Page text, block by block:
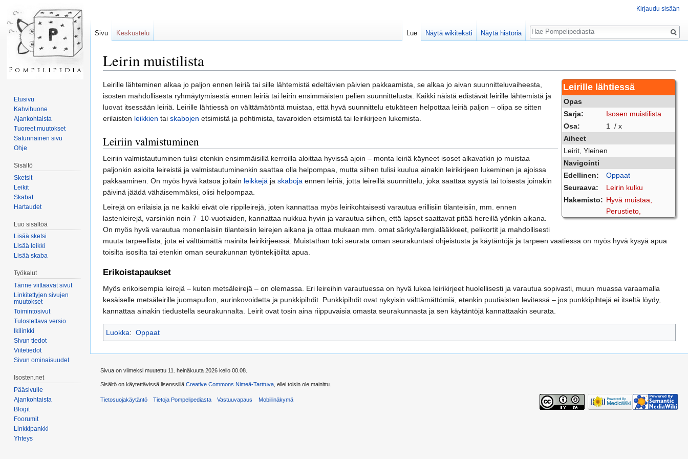
Leirin muistilista
Leirille lähtiessä
Opas
Sarja:
Isosen muistilista
Osa:
1 / x
Aiheet
Leirit, Yleinen
Navigointi
Edellinen:
Oppaat
Seuraava:
Leirin kulku
Hakemisto: Hyvä muistaa,
Perustieto,
Leirille lähteminen alkaa jo paljon ennen leiriä tai sille lähtemistä edeltävien päivien pakkaamista, se alkaa jo aivan suunnitteluvaiheesta,
isosten mahdollisesta ryhmäytymisestä ennen leiriä tai leirin ensimmäisten pelien suunnittelusta. Kaikki näistä edistävät leirille lähtemistä ja
luovat itsessään leiriä. Leirille lähtiessä on välttämätöntä muistaa, että hyvä suunnittelu etukäteen helpottaa leiriä paljon – olipa se sitten
erilaisten leikkien tai skabojen etsimistä ja pohtimista, tavaroiden etsimistä tai leirikirjeen lukemista.
Leiriin valmistuminen
Leiriin valmistautuminen tulisi etenkin ensimmäisillä kerroilla aloittaa hyvissä ajoin – monta leiriä käyneet isoset alkavatkin jo muistaa
paljonkin asioita leireistä ja valmistautuminenkin saattaa olla helpompaa, mutta siihen tulisi kuulua ainakin leirikirjeen lukeminen ja ajoissa
pakkaaminen. On myös hyvä katsoa joitain leikkejä ja skaboja ennen leiriä, jotta leireillä suunnittelu, joka saattaa syystä tai toisesta joinakin
päivinä jäädä vähäisemmäksi, olisi helpompaa.
Leirejä on erilaisia ja ne kaikki eivät ole rippileirejä, joten kannattaa myös leirikohtaisesti varautua erillisiin tilanteisiin, mm. ennen
lastenleirejä, varsinkin noin 7–10-vuotiaiden, kannattaa nukkua hyvin ja varautua siihen, että lapset saattavat pitää hereillä yönkin aikana.
On myös hyvä varautua monenlaisiin tilanteisiin leirejen aikana ja ottaa mukaan mm. omat särky/allergialääkkeet, pelikortit ja mahdollisesti
muuta tarpeellista, jota ei välttämättä mainita leirikirjeessä. Muistathan toki seurata oman seurakuntasi ohjeistusta ja käytäntöjä ja tarpeen vaatiessa on myös hyvä kysyä apua
toisilta isosilta tai etenkin oman seurakunnan työntekijöiltä apua.
Erikoistapaukset
Myös erikoisempia leirejä – kuten metsäleirejä – on olemassa. Eri leireihin varautuessa on hyvä lukea leirikirjeet huolellisesti ja varautua sopivasti, muun muassa varaamalla
kesäiselle metsäleirille juomapullon, aurinkovoidetta ja punkkipihdit. Punkkipihdit ovat nykyisin välttämättömiä, etenkin puutiaisten levitessä – jos punkkipihtejä ei itseltä löydy,
kannattaa ainakin tiedustella seurakunnalta. Leirit ovat tosin aina riippuvaisia omasta seurakunnasta ja sen käytäntöjä kannattaakin seurata.
Luokka: Oppaat
Kirjaudu sisään
Sivu Keskustelu Lue Näytä wikiteksti Näytä historia
Haku
Etusivu
Kahvihuone
Ajankohtaista
Tuoreet muutokset
Satunnainen sivu
Ohje
Sisältö
Sketsit
Leikit
Skabat
Hartaudet
Luo sisältöä
Lisää sketsi
Lisää leikki
Lisää skaba
Työkalut
Tänne viittaavat sivut
Linkitettyjen sivujen
muutokset
Toimintosivut
Tulostettava versio
Ikilinkki
Sivun tiedot
Viitetiedot
Sivun ominaisuudet
Isosten.net
Pääsivulle
Ajankohtaista
Blogit
Foorumit
Linkkipankki
Yhteys
Sivua on viimeksi muutettu 11. heinäkuuta 2026 kello 00.08.
Sisältö on käytettävissä lisenssillä Creative Commons Nimeä-Tarttuva , ellei toisin ole mainittu.
Tietosuojakäytäntö Tietoja Pompelipediasta Vastuuvapaus Mobiilinäkymä